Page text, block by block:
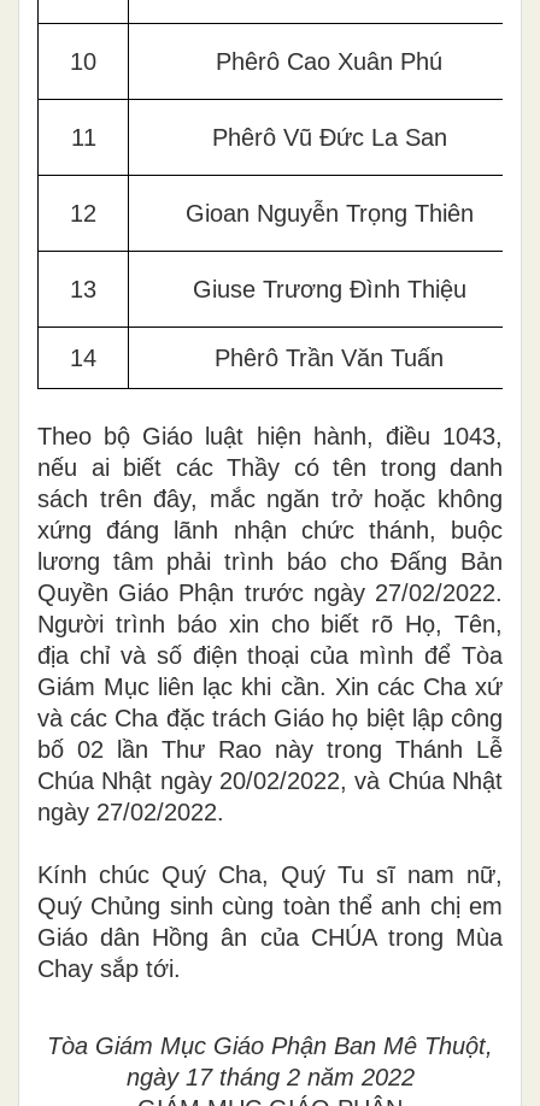
10 Phêrô Cao Xuân Phú
11 Phêrô Vũ Đức La San
12 Gioan Nguyễn Trọng Thiên
13 Giuse Trương Đình Thiệu
14 Phêrô Trần Văn Tuấn
Theo bộ Giáo luật hiện hành, điều 1043,
nếu ai biết các Thầy có tên trong danh
sách trên đây, mắc ngăn trở hoặc không
xứng đáng lãnh nhận chức thánh, buộc
lương tâm phải trình báo cho Đấng Bản
Quyền Giáo Phận trước ngày 27/02/2022.
Người trình báo xin cho biết rõ Họ, Tên,
địa chỉ và số điện thoại của mình để Tòa
Giám Mục liên lạc khi cần. Xin các Cha xứ
và các Cha đặc trách Giáo họ biệt lập công
bố 02 lần Thư Rao này trong Thánh Lễ
Chúa Nhật ngày 20/02/2022, và Chúa Nhật
ngày 27/02/2022.
Kính chúc Quý Cha, Quý Tu sĩ nam nữ,
Quý Chủng sinh cùng toàn thể anh chị em
Giáo dân Hồng ân của CHÚA trong Mùa
Chay sắp tới.
Tòa Giám Mục Giáo Phận Ban Mê Thuột,
ngày 17 tháng 2 năm 2022